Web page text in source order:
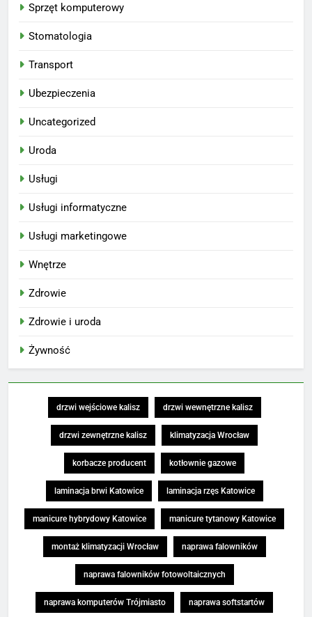
Sprzęt komputerowy
Stomatologia
Transport
Ubezpieczenia
Uncategorized
Uroda
Usługi
Usługi informatyczne
Usługi marketingowe
Wnętrze
Zdrowie
Zdrowie i uroda
Żywność
drzwi wejściowe kalisz drzwi wewnętrzne kalisz
drzwi zewnętrzne kalisz klimatyzacja Wrocław
korbacze producent kotłownie gazowe
laminacja brwi Katowice laminacja rzęs Katowice
manicure hybrydowy Katowice manicure tytanowy Katowice
montaż klimatyzacji Wrocław naprawa falowników
naprawa falowników fotowoltaicznych
naprawa komputerów Trójmiasto naprawa softstartów